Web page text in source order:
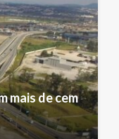
mais de cem